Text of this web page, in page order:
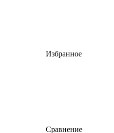
Избранное
Сравнение